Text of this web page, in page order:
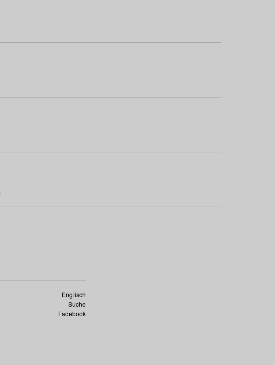
Englisch
Suche
Facebook